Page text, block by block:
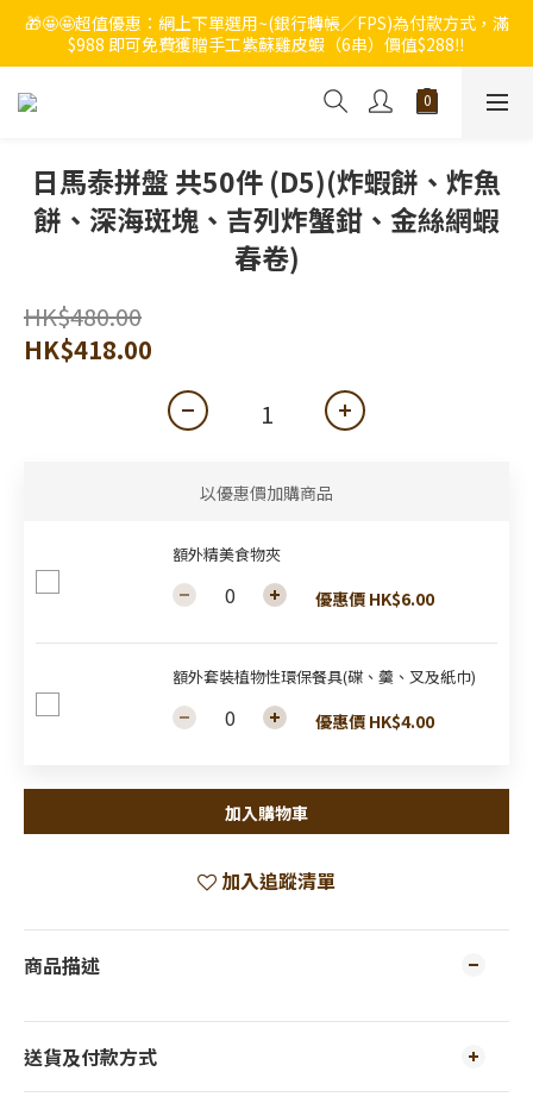
🔥🔥快啲登記成為ChumRest 老友記會員‼️積分當錢洗‼️
🎁🤩🤩超值優惠：網上下單選用~(銀行轉帳／FPS)為付款方式，滿
$988 即可免費獲贈手工紫蘇雞皮蝦（6串）價值$288‼️
🔥🔥快啲登記成為ChumRest 老友記會員‼️積分當錢洗‼️
日馬泰拼盤 共50件 (D5)(炸蝦餅、炸魚
餅、深海斑塊、吉列炸蟹鉗、金絲網蝦
春卷)
HK$480.00
HK$418.00
以優惠價加購商品
額外精美食物夾
優惠價 HK$6.00
額外套裝植物性環保餐具(碟、羹、叉及紙巾)
優惠價 HK$4.00
加入購物車
加入追蹤清單
商品描述
送貨及付款方式